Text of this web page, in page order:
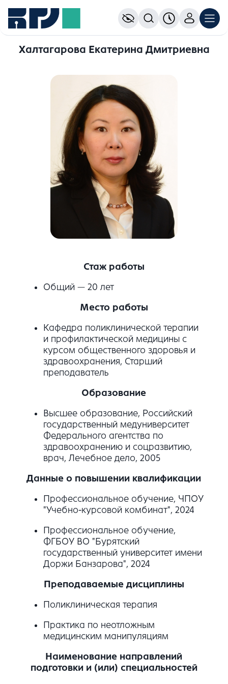
Халтагарова Екатерина Дмитриевна
Стаж работы
Общий — 20 лет
Место работы
Кафедра поликлинической терапии
и профилактической медицины с
курсом общественного здоровья и
здравоохранения, Старший
преподаватель
Образование
Высшее образование, Российский
государственный медуниверситет
Федерального агентства по
здравоохранению и соцразвитию,
врач, Лечебное дело, 2005
Данные о повышении квалификации
Профессиональное обучение, ЧПОУ
"Учебно-курсовой комбинат", 2024
Профессиональное обучение,
ФГБОУ ВО "Бурятский
государственный университет имени
Доржи Банзарова", 2024
Преподаваемые дисциплины
Поликлиническая терапия
Практика по неотложным
медицинским манипуляциям
Наименование направлений
подготовки и (или) специальностей